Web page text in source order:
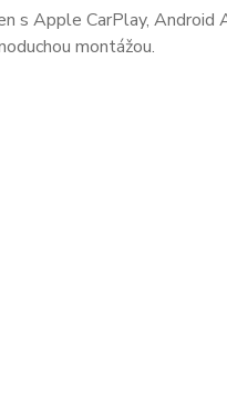
s Apple CarPlay, Android
montážou.